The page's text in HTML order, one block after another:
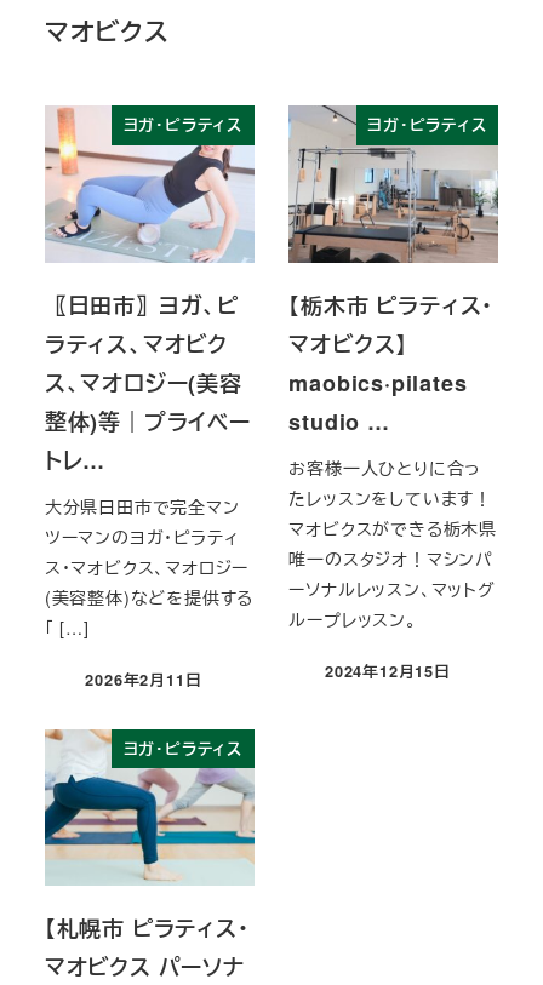
マオビクス
ヨガ・ピラティス
〖日田市〗ヨガ、ピ
ラティス、マオビク
ス、マオロジー(美容
整体)等｜プライベー
トレ…
大分県日田市で完全マン
ツーマンのヨガ・ピラティ
ス・マオビクス、マオロジー
(美容整体)などを提供する
「 […]
投稿日
2026年2月11日
ヨガ・ピラティス
【栃木市 ピラティス・
マオビクス】
maobics·pilates
studio …
お客様一人ひとりに合っ
たレッスンをしています！
マオビクスができる栃木県
唯一のスタジオ！マシンパ
ーソナルレッスン、マットグ
ループレッスン。
投稿日
2024年12月15日
ヨガ・ピラティス
【札幌市 ピラティス・
マオビクス パーソナ